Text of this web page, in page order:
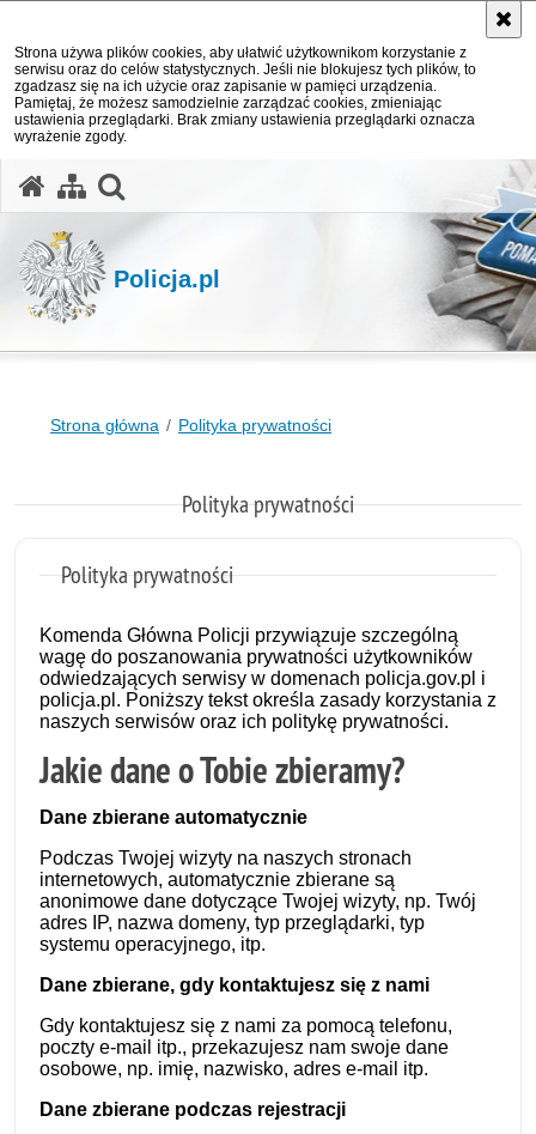
Strona używa plików cookies, aby ułatwić użytkownikom korzystanie z
serwisu oraz do celów statystycznych. Jeśli nie blokujesz tych plików, to
zgadzasz się na ich użycie oraz zapisanie w pamięci urządzenia.
Pamiętaj, że możesz samodzielnie zarządzać cookies, zmieniając
ustawienia przeglądarki. Brak zmiany ustawienia przeglądarki oznacza
wyrażenie zgody.
Policja.pl
Strona główna Polityka prywatności
Polityka prywatności
Polityka prywatności
Komenda Główna Policji przywiązuje szczególną
wagę do poszanowania prywatności użytkowników
odwiedzających serwisy w domenach policja.gov.pl i
policja.pl. Poniższy tekst określa zasady korzystania z
naszych serwisów oraz ich politykę prywatności.
Jakie dane o Tobie zbieramy?
Dane zbierane automatycznie
Podczas Twojej wizyty na naszych stronach
internetowych, automatycznie zbierane są
anonimowe dane dotyczące Twojej wizyty, np. Twój
adres IP, nazwa domeny, typ przeglądarki, typ
systemu operacyjnego, itp.
Dane zbierane, gdy kontaktujesz się z nami
Gdy kontaktujesz się z nami za pomocą telefonu,
poczty e-mail itp., przekazujesz nam swoje dane
osobowe, np. imię, nazwisko, adres e-mail itp.
Dane zbierane podczas rejestracji